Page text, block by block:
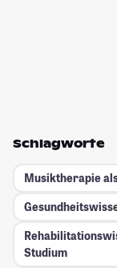
Schlagworte
Musiktherapie
Studium